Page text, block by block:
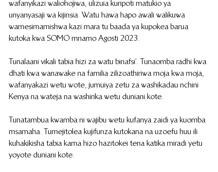
wafanyikazi waliohojiwa, ulizuia kuripoti matukio ya
unyanyasaji wa kijinsia. Watu hawa hapo awali walikuwa
wamesimamishwa kazi mara tu baada ya kupokea barua
kutoka kwa SOMO mnamo Agosti 2023.
Tunalaani vikali tabia hizi za watu binafsi’. Tunaomba radhi kwa
dhati kwa wanawake na familia zilizoathiriwa moja kwa moja,
wafanyakazi wetu wote, jumuiya zetu za washikadau nchini
Kenya na wateja na washirika wetu duniani kote.
Tunatambua kwamba ni wajibu wetu kufanya zaidi ya kuomba
msamaha. Tumejitolea kujifunza kutokana na uzoefu huu ili
kuhakikisha tabia kama hizo hazitokei tena katika miradi yetu
yoyote duniani kote.